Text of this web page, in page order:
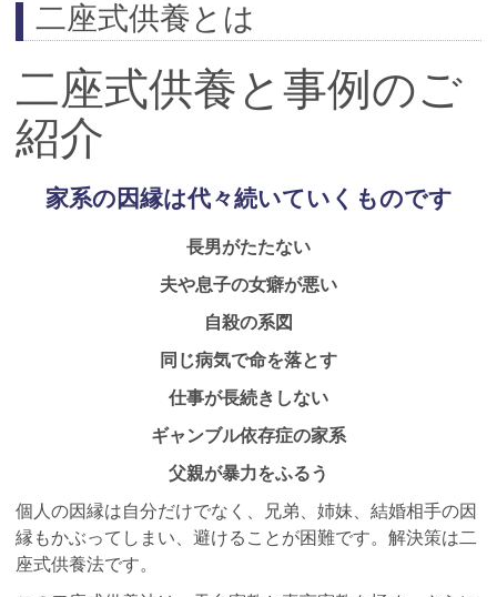
二座式供養とは
二座式供養と事例のご
紹介
家系の因縁は代々続いていくものです
長男がたたない
夫や息子の女癖が悪い
自殺の系図
同じ病気で命を落とす
仕事が長続きしない
ギャンブル依存症の家系
父親が暴力をふるう
個人の因縁は自分だけでなく、兄弟、姉妹、結婚相手の因
縁もかぶってしまい、避けることが困難です。解決策は二
座式供養法です。